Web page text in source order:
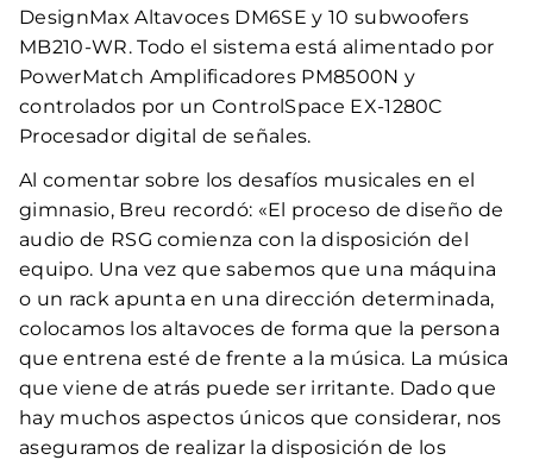
DesignMax Altavoces DM6SE y 10 subwoofers
MB210-WR. Todo el sistema está alimentado por
PowerMatch Amplificadores PM8500N y
controlados por un ControlSpace EX-1280C
Procesador digital de señales.
Al comentar sobre los desafíos musicales en el
gimnasio, Breu recordó: «El proceso de diseño de
audio de RSG comienza con la disposición del
equipo. Una vez que sabemos que una máquina
o un rack apunta en una dirección determinada,
colocamos los altavoces de forma que la persona
que entrena esté de frente a la música. La música
que viene de atrás puede ser irritante. Dado que
hay muchos aspectos únicos que considerar, nos
aseguramos de realizar la disposición de los